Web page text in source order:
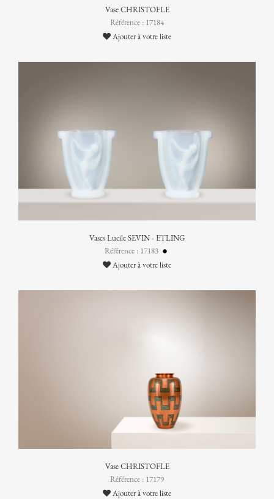
Vase CHRISTOFLE
Référence : 17184
Ajouter à votre liste
Vases Lucile SEVIN - ETLING
Référence : 17183
Ajouter à votre liste
Vase CHRISTOFLE
Référence : 17179
Ajouter à votre liste